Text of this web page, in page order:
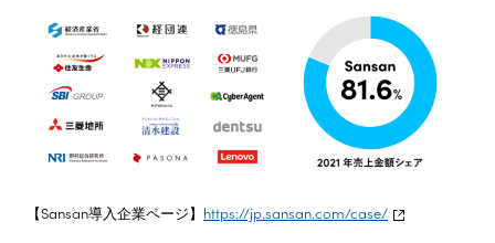
【Sansan導入企業ページ】 https://jp.sansan.com/case/